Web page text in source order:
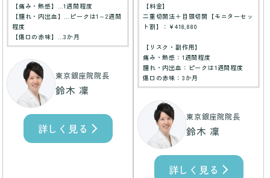
【痛み・熱感】…1週間程度
【腫れ・内出血】…ピークは1～2週間
程度
【傷口の赤味】…3か月
東京銀座院院長
鈴木 凜
詳しく見る
【料金】
二重切開法＋目頭切開【モニターセッ
ト割】：¥418,880
【リスク・副作用】
痛み・熱感：1週間程度
腫れ・内出血：ピークは1週間程度
傷口の赤味：3か月
東京銀座院院長
鈴木 凜
詳しく見る